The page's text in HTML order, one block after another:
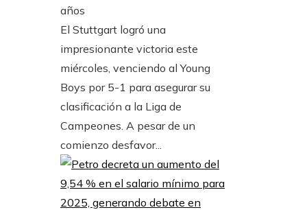
años
El Stuttgart logró una
impresionante victoria este
miércoles, venciendo al Young
Boys por 5-1 para asegurar su
clasificación a la Liga de
Campeones. A pesar de un
comienzo desfavor...